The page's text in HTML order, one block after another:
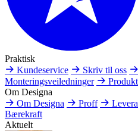
Praktisk
Kundeservice
Skriv til oss
Monteringsveiledninger
Om Designa
Om Designa
Proff
Bærekraft
Aktuelt